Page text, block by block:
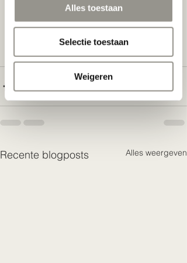
Alles toestaan
Selectie toestaan
Weigeren
Recente blogposts Alles weergeven